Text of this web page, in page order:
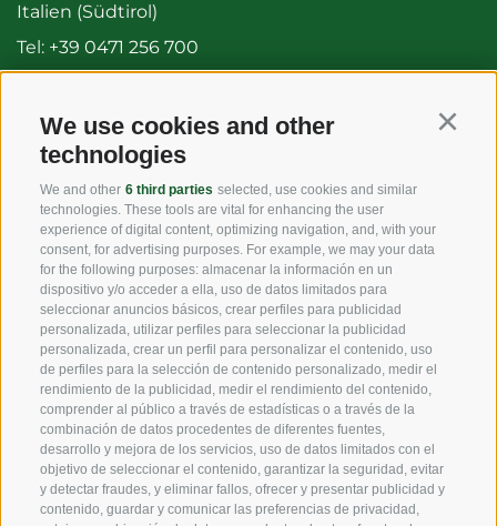
We use cookies and other
technologies
We and other 6 third parties selected, use cookies and similar
technologies. These tools are vital for enhancing the user
experience of digital content, optimizing navigation, and, with your
consent, for advertising purposes. For example, we may your data
for the following purposes: almacenar la información en un
dispositivo y/o acceder a ella, uso de datos limitados para
seleccionar anuncios básicos, crear perfiles para publicidad
personalizada, utilizar perfiles para seleccionar la publicidad
personalizada, crear un perfil para personalizar el contenido, uso
de perfiles para la selección de contenido personalizado, medir el
rendimiento de la publicidad, medir el rendimiento del contenido,
comprender al público a través de estadísticas o a través de la
combinación de datos procedentes de diferentes fuentes,
desarrollo y mejora de los servicios, uso de datos limitados con el
objetivo de seleccionar el contenido, garantizar la seguridad, evitar
y detectar fraudes, y eliminar fallos, ofrecer y presentar publicidad y
contenido, guardar y comunicar las preferencias de privacidad,
Italien (Südtirol)
Tel: +39 0471 256 700
info@vog.it
info@pec.vog.it
LINKS
Origen
Experiencia
Sostenibilidad
Productos y Marcas
Código etico